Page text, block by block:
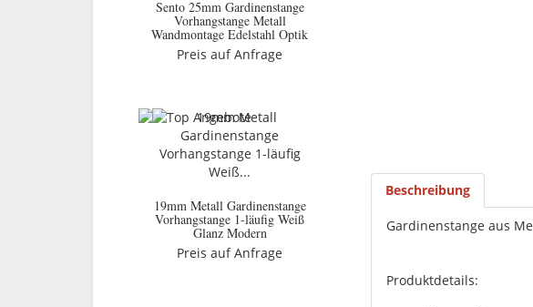
Beschreibung
Gardinenstange aus
Produktdetails:
Sento 25mm Gardinenstange
Vorhangstange Metall
Wandmontage Edelstahl Optik
Preis auf Anfrage
19mm Metall Gardinenstange
Vorhangstange 1-läufig Weiß
Glanz Modern
Preis auf Anfrage